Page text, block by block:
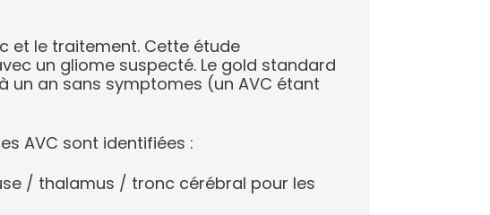
et le traitement. Cette étude
un gliome suspecté. Le gold standard
un an sans symptomes (un AVC étant
AVC sont identifiées :
/ thalamus / tronc cérébral pour les